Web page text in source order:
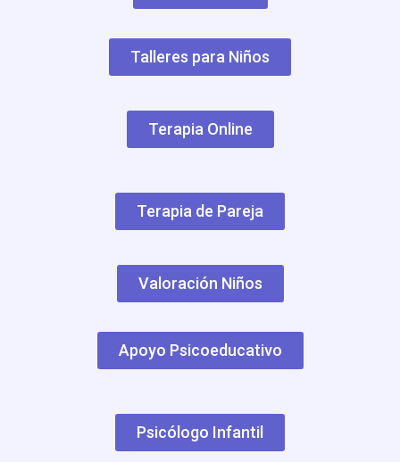
Talleres para Niños
Terapia Online
Terapia de Pareja
Valoración Niños
Apoyo Psicoeducativo
Psicólogo Infantil